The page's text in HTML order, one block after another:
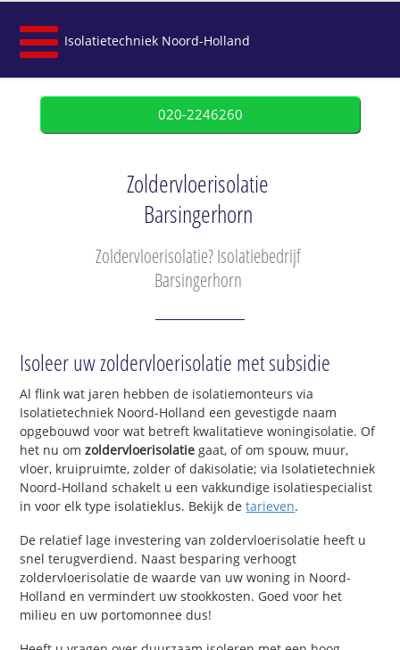
Isolatietechniek Noord-Holland
020-2246260
Zoldervloerisolatie
Barsingerhorn
Zoldervloerisolatie? Isolatiebedrijf
Barsingerhorn
Isoleer uw zoldervloerisolatie met subsidie
Al flink wat jaren hebben de isolatiemonteurs via
Isolatietechniek Noord-Holland een gevestigde naam
opgebouwd voor wat betreft kwalitatieve woningisolatie. Of
het nu omzoldervloerisolatie gaat, of om spouw, muur,
vloer, kruipruimte, zolder of dakisolatie; via Isolatietechniek
Noord-Holland schakelt u een vakkundige isolatiespecialist
in voor elk type isolatieklus. Bekijk detarieven.
De relatief lage investering van zoldervloerisolatie heeft u
snel terugverdiend. Naast besparing verhoogt
zoldervloerisolatie de waarde van uw woning in Noord-
Holland en vermindert uw stookkosten. Goed voor het
milieu en uw portomonnee dus!